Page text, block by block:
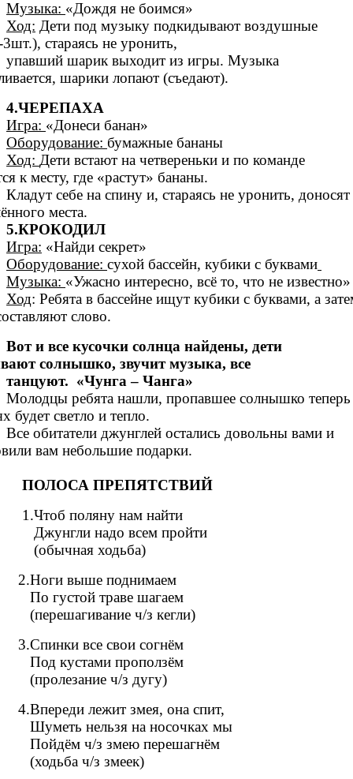
Музыка: «Дождя не боимся»
Ход: Дети под музыку подкидывают воздушные
стараясь не уронить,
упавший шарик выходит из игры. Музыка
шарики лопают (съедают).
4.ЧЕРЕПАХА
Игра: «Донеси банан»
Оборудование: бумажные бананы
Ход: Дети встают на четвереньки и по команде
к месту, где «растут» бананы.
Кладут себе на спину и, стараясь не уронить,
места.
5.КРОКОДИЛ
Игра: «Найди секрет»
Оборудование: сухой бассейн, кубики с буквами
Музыка: «Ужасно интересно, всё то, что не известно»
Ход: Ребята в бассейне ищут кубики с буквами, а
слово.
Вот и все кусочки солнца найдены, дети
солнышко, звучит музыка, все
танцуют. «Чунга – Чанга»
Молодцы ребята нашли, пропавшее солнышко теперь
будет светло и тепло.
Все обитатели джунглей остались довольны вами и
вам небольшие подарки.
ПОЛОСА ПРЕПЯТСТВИЙ
1.Чтоб поляну нам найти
Джунгли надо всем пройти
(обычная ходьба)
2.Ноги выше поднимаем
По густой траве шагаем
(перешагивание ч/з кегли)
3.Спинки все свои согнём
Под кустами проползём
(пролезание ч/з дугу)
4.Впереди лежит змея, она спит,
Шуметь нельзя на носочках мы
Пойдём ч/з змею перешагнём
(ходьба ч/з змеек)